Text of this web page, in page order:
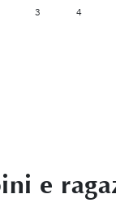
3 4
e